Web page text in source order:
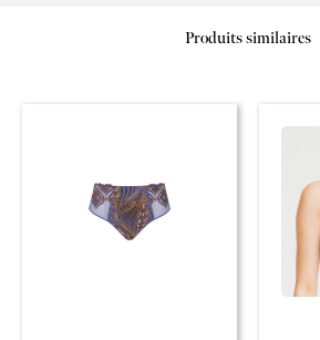
Produits similaires